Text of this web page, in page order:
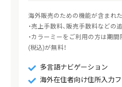
海外販売のための機能が含まれ
・売上手数料、販売手数料などの
・カラーミーをご利用の方は期
(税込)が無料！
多言語ナビゲーション
海外在住者向け住所入力